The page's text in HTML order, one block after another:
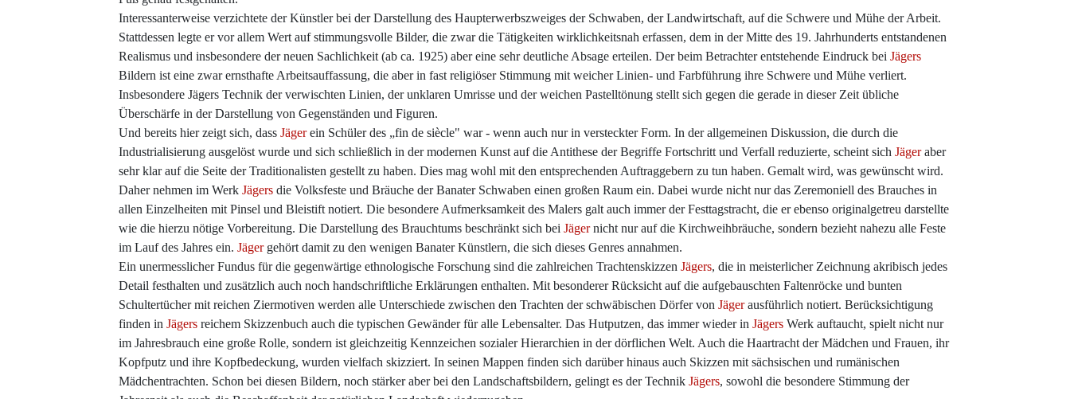
Interessanterweise verzichtete der Künstler bei der Darstellung des Haupterwerbszweiges der Schwaben, der Landwirtschaft, auf die Schwere und Mühe der Arbeit.
Stattdessen legte er vor allem Wert auf stimmungsvolle Bilder, die zwar die Tätigkeiten wirklichkeitsnah erfassen, dem in der Mitte des 19. Jahrhunderts entstandenen
Realismus und insbesondere der neuen Sachlichkeit (ab ca. 1925) aber eine sehr deutliche Absage erteilen. Der beim Betrachter entstehende Eindruck bei Jägers
Bildern ist eine zwar ernsthafte Arbeitsauffassung, die aber in fast religiöser Stimmung mit weicher Linien- und Farbführung ihre Schwere und Mühe verliert.
Insbesondere Jägers Technik der verwischten Linien, der unklaren Umrisse und der weichen Pastelltönung stellt sich gegen die gerade in dieser Zeit übliche
Überschärfe in der Darstellung von Gegenständen und Figuren.
Und bereits hier zeigt sich, dass Jägerein Schüler des „fin de siècle" war - wenn auch nur in versteckter Form. In der allgemeinen Diskussion, die durch die
Industrialisierung ausgelöst wurde und sich schließlich in der modernen Kunst auf die Antithese der Begriffe Fortschritt und Verfall reduzierte, scheint sich Jägeraber
sehr klar auf die Seite der Traditionalisten gestellt zu haben. Dies mag wohl mit den entsprechenden Auftraggebern zu tun haben. Gemalt wird, was gewünscht wird.
Daher nehmen im Werk Jägers die Volksfeste und Bräuche der Banater Schwaben einen großen Raum ein. Dabei wurde nicht nur das Zeremoniell des Brauches in
allen Einzelheiten mit Pinsel und Bleistift notiert. Die besondere Aufmerksamkeit des Malers galt auch immer der Festtagstracht, die er ebenso originalgetreu darstellte
wie die hierzu nötige Vorbereitung. Die Darstellung des Brauchtums beschränkt sich bei Jägernicht nur auf die Kirchweihbräuche, sondern bezieht nahezu alle Feste
im Lauf des Jahres ein. Jägergehört damit zu den wenigen Banater Künstlern, die sich dieses Genres annahmen.
Ein unermesslicher Fundus für die gegenwärtige ethnologische Forschung sind die zahlreichen Trachtenskizzen Jägers, die in meisterlicher Zeichnung akribisch jedes
Detail festhalten und zusätzlich auch noch handschriftliche Erklärungen enthalten. Mit besonderer Rücksicht auf die aufgebauschten Faltenröcke und bunten
Schultertücher mit reichen Ziermotiven werden alle Unterschiede zwischen den Trachten der schwäbischen Dörfer von Jägerausführlich notiert. Berücksichtigung
finden in Jägers reichem Skizzenbuch auch die typischen Gewänder für alle Lebensalter. Das Hutputzen, das immer wieder in Jägers Werk auftaucht, spielt nicht nur
im Jahresbrauch eine große Rolle, sondern ist gleichzeitig Kennzeichen sozialer Hierarchien in der dörflichen Welt. Auch die Haartracht der Mädchen und Frauen, ihr
Kopfputz und ihre Kopfbedeckung, wurden vielfach skizziert. In seinen Mappen finden sich darüber hinaus auch Skizzen mit sächsischen und rumänischen
Mädchentrachten. Schon bei diesen Bildern, noch stärker aber bei den Landschaftsbildern, gelingt es der Technik Jägers, sowohl die besondere Stimmung der